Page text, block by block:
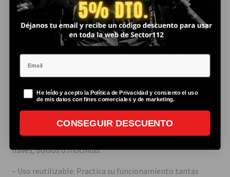
visibilidad.
Características destacadas:
-Se activa por tirón: Activa la alarma de 130dB y una luz
LED de 20 lúmenes.
atención.
– Baterías convencionales: Incluye baterías de tipo botón.
– Ponlo en cualquier sitio: Mosquetón metálico para fijar a
llaves, bolsos o mochilas.
– Uso reutilizable: Practica su funcionamiento tantas
Email
Politica de privacidad
He leído y acepto la Política de Privacidad y consiento el uso
de mis datos con fines comerciales y de marketing.
CONSEGUIR DESCUENTO